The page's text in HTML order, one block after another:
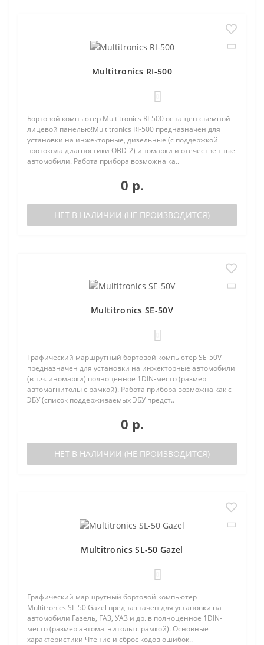
Multitronics RI-500
Бортовой компьютер Multitronics RI-500 оснащен съемной
лицевой панелью!Multitronics RI-500 предназначен для
установки на инжекторные, дизельные (с поддержкой
протокола диагностики OBD-2) иномарки и отечественные
автомобили. Работа прибора возможна ка..
0 р.
НЕТ В НАЛИЧИИ (НЕ ПРОИЗВОДИТСЯ)
Multitronics SE-50V
Графический маршрутный бортовой компьютер SE-50V
предназначен для установки на инжекторные автомобили
(в т.ч. иномарки) полноценное 1DIN-место (размер
автомагнитолы с рамкой). Работа прибора возможна как с
ЭБУ (список поддерживаемых ЭБУ предст..
0 р.
НЕТ В НАЛИЧИИ (НЕ ПРОИЗВОДИТСЯ)
Multitronics SL-50 Gazel
Графический маршрутный бортовой компьютер
Multitronics SL-50 Gazel предназначен для установки на
автомобили Газель, ГАЗ, УАЗ и др. в полноценное 1DIN-
место (размер автомагнитолы с рамкой). Основные
характеристики Чтение и сброс кодов ошибок..